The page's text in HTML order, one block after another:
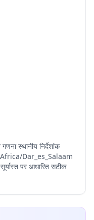
स्थानीय निर्देशांक
Dar_es_Salaam
पर आधारित सटीक